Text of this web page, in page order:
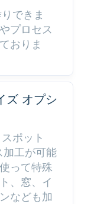
できま
プロセス
おりま
ズ オプシ
ポット
加工が可能
って特殊
、窓、イ
なども加